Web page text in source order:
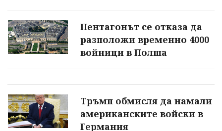
Пентагонът се отказа да
разположи временно 4000
войници в Полша
Тръмп обмисля да намали
американските войски в
Германия